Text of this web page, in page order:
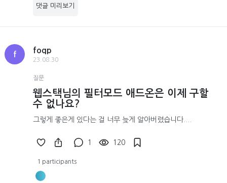
댓글 미리보기
f
foqp
23.08.30
질문
웹스택님의 필터모드 애드온은 이제 구할
수 없나요?
그렇게 좋은게 있다는 걸 너무 늦게 알아버렸습니다....
1 120
1 participants